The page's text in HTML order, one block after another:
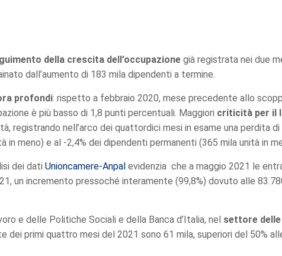
della crescita dell’occupazione già registrata nei due
dall’aumento di 183 mila dipendenti a termine.
profondi: rispetto a febbraio 2020, mese precedente allo
è più basso di 1,8 punti percentuali. Maggiori criticità per il
nell’arco dei quattordici mesi in esame una perdita di
meno) e al -2,4% dei dipendenti permanenti (365 mila unità in
dei datiUnioncamere-Anpalevidenzia che a maggio 2021 le
un incremento pressoché interamente (99,8%) dovuto alle
e delle Politiche Sociali e della Banca d’Italia, nel settore
primi quattro mesi del 2021 sono 61 mila, superiori del 50%